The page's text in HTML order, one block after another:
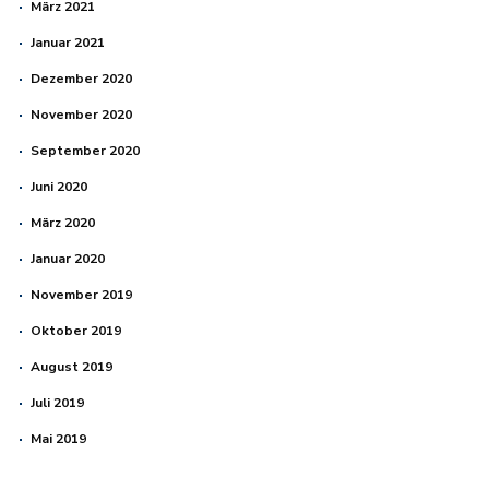
März 2021
Januar 2021
Dezember 2020
November 2020
September 2020
Juni 2020
März 2020
Januar 2020
November 2019
Oktober 2019
August 2019
Juli 2019
Mai 2019